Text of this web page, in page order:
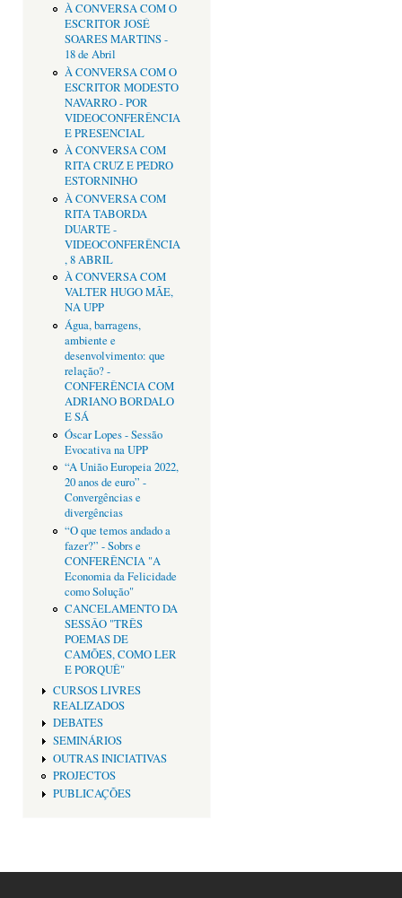
À CONVERSA COM O
ESCRITOR JOSÉ
SOARES MARTINS -
18 de Abril
À CONVERSA COM O
ESCRITOR MODESTO
NAVARRO - POR
VIDEOCONFERÊNCIA
E PRESENCIAL
À CONVERSA COM
RITA CRUZ E PEDRO
ESTORNINHO
À CONVERSA COM
RITA TABORDA
DUARTE -
VIDEOCONFERÊNCIA
, 8 ABRIL
À CONVERSA COM
VALTER HUGO MÃE,
NA UPP
Água, barragens,
ambiente e
desenvolvimento: que
relação? -
CONFERÊNCIA COM
ADRIANO BORDALO
E SÁ
Óscar Lopes - Sessão
Evocativa na UPP
“A União Europeia 2022,
20 anos de euro” -
Convergências e
divergências
“O que temos andado a
fazer?” - Sobrs e
CONFERÊNCIA "A
Economia da Felicidade
como Solução"
CANCELAMENTO DA
SESSÂO "TRÊS
POEMAS DE
CAMÕES, COMO LER
E PORQUÊ"
CURSOS LIVRES
REALIZADOS
DEBATES
SEMINÁRIOS
OUTRAS INICIATIVAS
PROJECTOS
PUBLICAÇÕES